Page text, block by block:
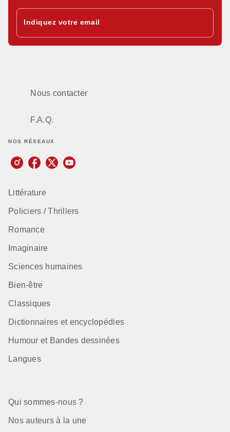
Indiquez votre email
Nous contacter
F.A.Q.
NOS RÉSEAUX
Littérature
Policiers / Thrillers
Romance
Imaginaire
Sciences humaines
Bien-être
Classiques
Dictionnaires et encyclopédies
Humour et Bandes dessinées
Langues
Qui sommes-nous ?
Nos auteurs à la une